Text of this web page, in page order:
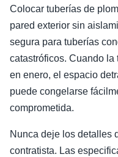
Colocar tuberías de
pared exterior sin
segura para tuberías
catastróficos. Cuando la
en enero, el espacio
puede congelarse
comprometida.
Nunca deje los detalles
contratista. Las